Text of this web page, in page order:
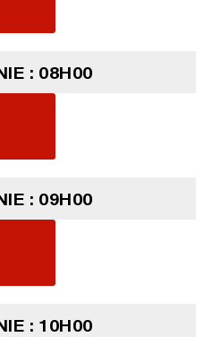
: 08H00
: 09H00
: 10H00